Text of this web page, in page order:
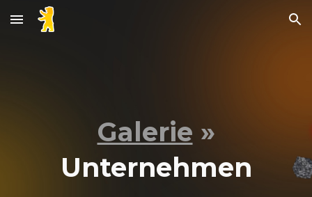
Skip to main content Skip to navigation
Galerie »
Unternehmen